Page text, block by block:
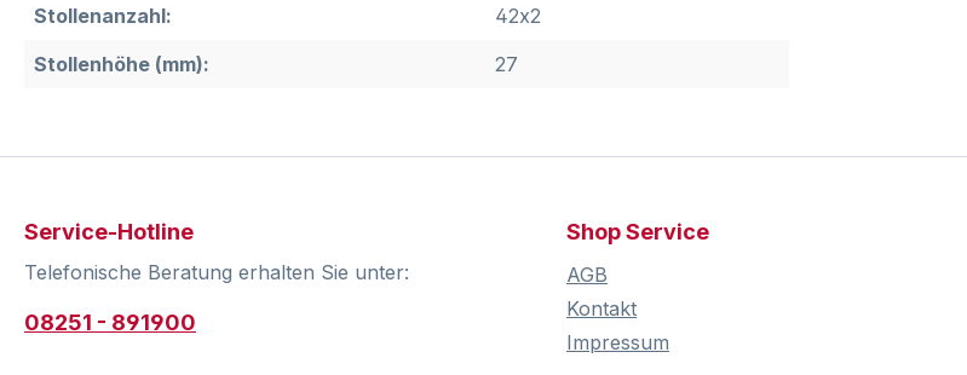
Stollenanzahl:
42x2
Stollenhöhe (mm):
27
Service-Hotline
Telefonische Beratung erhalten Sie unter:
08251 - 891900
Shop Service
AGB
Kontakt
Impressum